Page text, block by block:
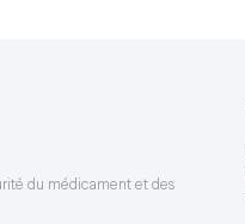
du médicament et des